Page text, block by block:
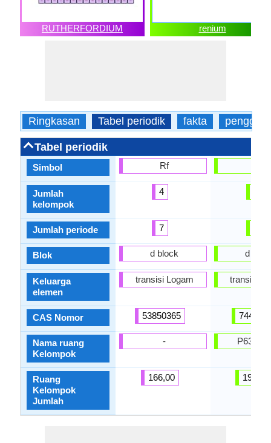
RUTHERFORDIUM renium
Ringkasan Tabel periodik fakta
Tabel periodik
Simbol
Jumlah
kelompok
Jumlah periode
Blok
Keluarga
elemen
CAS Nomor
Nama ruang
Kelompok
Ruang
Kelompok
Jumlah
Rf
4
7
d block
transisi Logam
53850365
-
166,00
d
transisi
P63 /
194,00